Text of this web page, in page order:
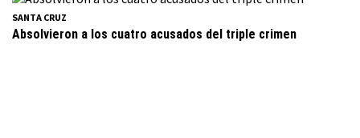
SANTA CRUZ
Absolvieron a los cuatro acusados del triple crimen